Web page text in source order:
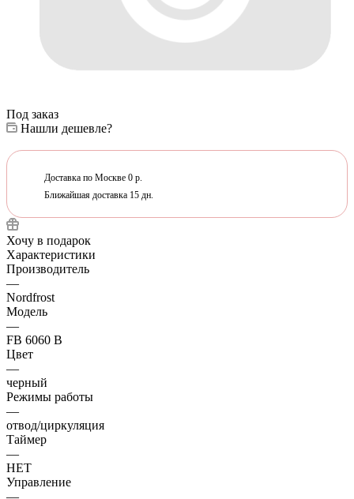
Под заказ
Нашли дешевле?
Доставка по Москве 0 р.
Ближайшая доставка 15 дн.
Хочу в подарок
Характеристики
Производитель
—
Nordfrost
Модель
—
FB 6060 B
Цвет
—
черный
Режимы работы
—
отвод/циркуляция
Таймер
—
НЕТ
Управление
—